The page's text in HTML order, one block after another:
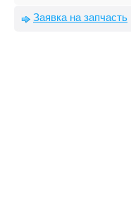
Заявка на запчасть